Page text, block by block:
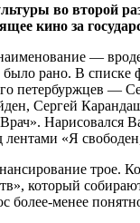
во второй
кино за
—
было рано. В
петербуржцев —
Сергей
Нарисовался
«Я
трое.
который
более-менее